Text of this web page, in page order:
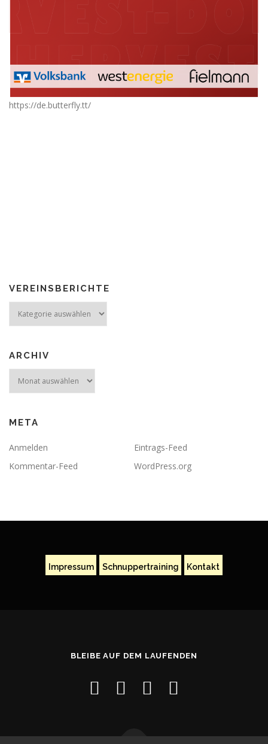
https://de.butterfly.tt/
VEREINSBERICHTE
ARCHIV
META
Anmelden
Eintrags-Feed
Kommentar-Feed
WordPress.org
Impressum Schnuppertraining Kontakt
BLEIBE AUF DEM LAUFENDEN